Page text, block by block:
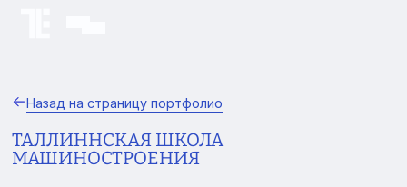
Назад на страницу портфолио
ТАЛЛИННСКАЯ ШКОЛА
МАШИНОСТРОЕНИЯ